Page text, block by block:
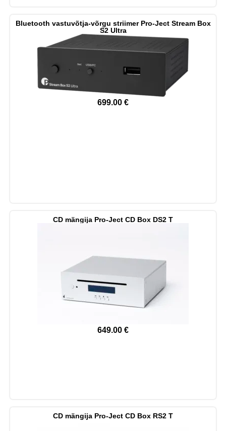
Bluetooth vastuvõtja-võrgu striimer Pro-Ject Stream Box
S2 Ultra
699.00 €
CD mängija Pro-Ject CD Box DS2 T
649.00 €
CD mängija Pro-Ject CD Box RS2 T